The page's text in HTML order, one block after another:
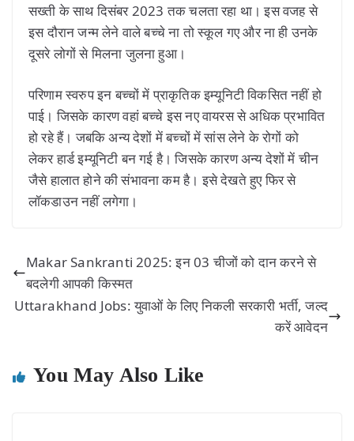
सख्ती के साथ दिसंबर 2023 तक चलता रहा था। इस वजह से
इस दौरान जन्म लेने वाले बच्चे ना तो स्कूल गए और ना ही उनके
दूसरे लोगों से मिलना जुलना हुआ।
परिणाम स्वरुप इन बच्चों में प्राकृतिक इम्यूनिटी विकसित नहीं हो
पाई। जिसके कारण वहां बच्चे इस नए वायरस से अधिक प्रभावित
हो रहे हैं। जबकि अन्य देशों में बच्चों में सांस लेने के रोगों को
लेकर हार्ड इम्यूनिटी बन गई है। जिसके कारण अन्य देशों में चीन
जैसे हालात होने की संभावना कम है। इसे देखते हुए फिर से
लॉकडाउन नहीं लगेगा।
Makar Sankranti 2025: इन 03 चीजों को दान करने से
बदलेगी आपकी किस्मत
Uttarakhand Jobs: युवाओं के लिए निकली सरकारी भर्ती, जल्द
करें आवेदन
You May Also Like